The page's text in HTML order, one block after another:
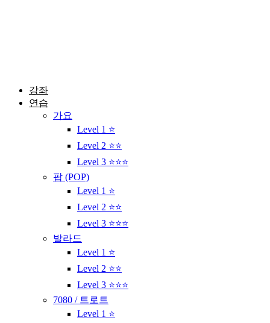
강좌
연습
가요
Level 1 ⭐
Level 2 ⭐⭐
Level 3 ⭐⭐⭐
팝 (POP)
Level 1 ⭐
Level 2 ⭐⭐
Level 3 ⭐⭐⭐
발라드
Level 1 ⭐
Level 2 ⭐⭐
Level 3 ⭐⭐⭐
7080 / 트로트
Level 1 ⭐